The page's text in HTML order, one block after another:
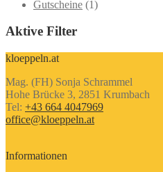
Gutscheine 11
Aktive Filter
kloeppeln.at
Mag. (FH) Sonja Schrammel
Hohe Brücke 3, 2851 Krumbach
Tel: +43 664 4047969
office@kloeppeln.at
Informationen